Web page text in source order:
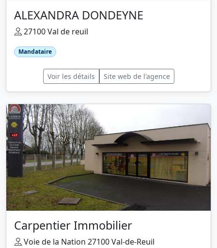
ALEXANDRA DONDEYNE
27100 Val de reuil
Mandataire
Voir les détails Site web de l'agence
Carpentier Immobilier
Voie de la Nation 27100 Val-de-Reuil